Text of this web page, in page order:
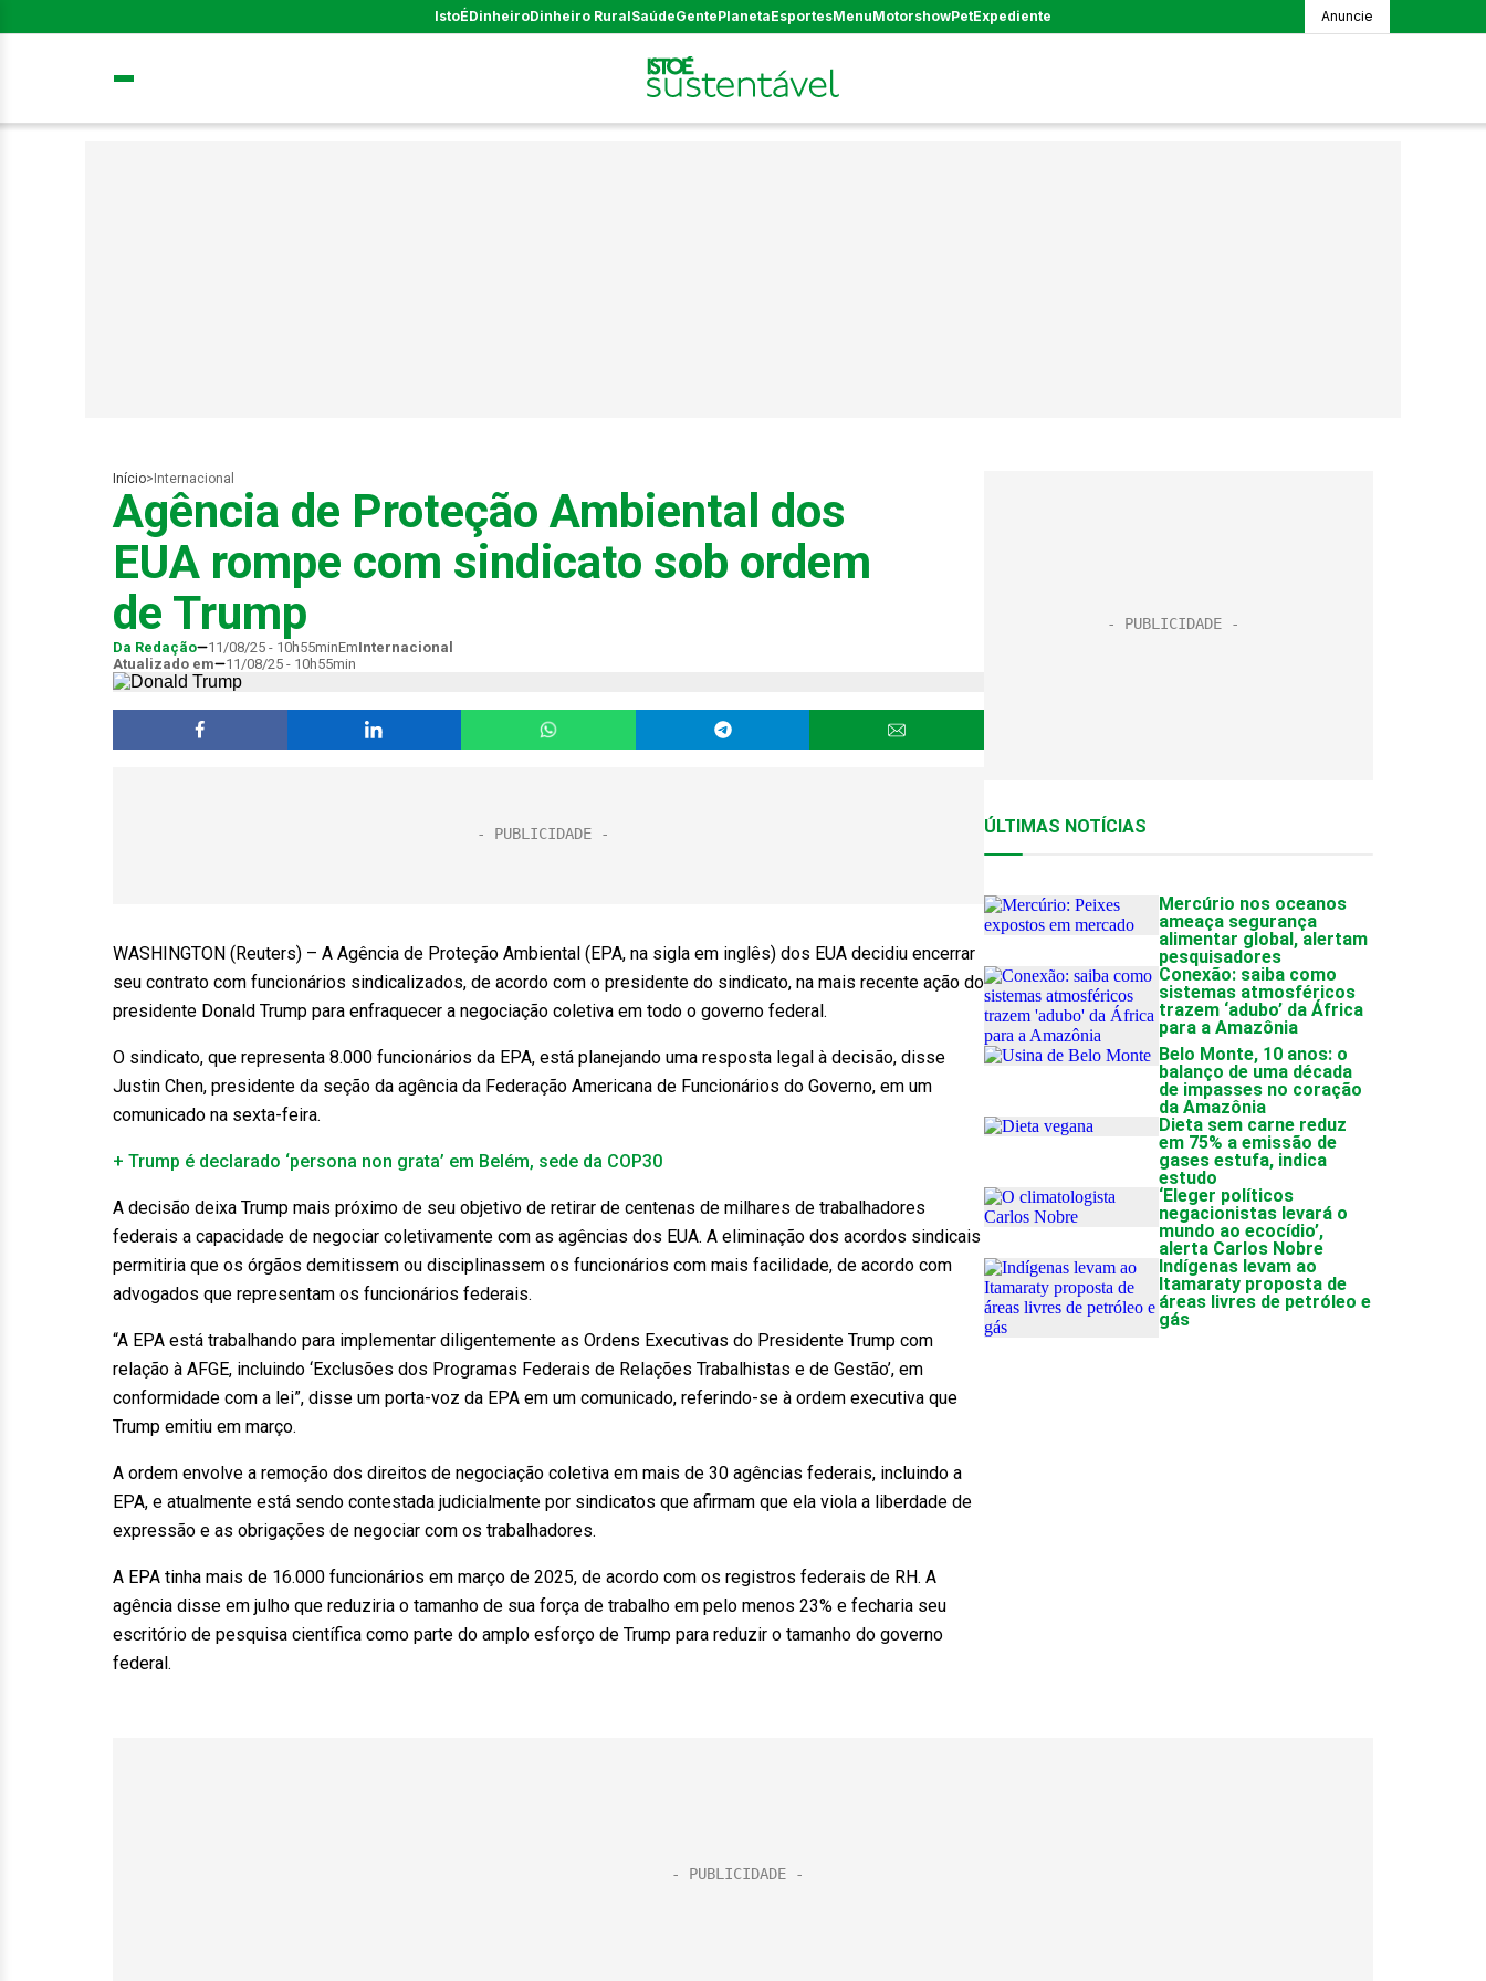
IstoÉDinheiroDinheiro RuralSaúdeGentePlanetaEsportesMenuMotorshowPetExpediente Anuncie
Início> Internacional
Agência de Proteção Ambiental dos
EUA rompe com sindicato sob ordem
de Trump
Da Redação 11/08/25 - 10h55minEmInternacional
Atualizado em
11/08/25 - 10h55min
WASHINGTON (Reuters) – A Agência de Proteção Ambiental (EPA, na sigla em inglês) dos EUA decidiu encerrar
seu contrato com funcionários sindicalizados, de acordo com o presidente do sindicato, na mais recente ação do
presidente Donald Trump para enfraquecer a negociação coletiva em todo o governo federal.
O sindicato, que representa 8.000 funcionários da EPA, está planejando uma resposta legal à decisão, disse
Justin Chen, presidente da seção da agência da Federação Americana de Funcionários do Governo, em um
comunicado na sexta-feira.
+ Trump é declarado ‘persona non grata’ em Belém, sede da COP30
A decisão deixa Trump mais próximo de seu objetivo de retirar de centenas de milhares de trabalhadores
federais a capacidade de negociar coletivamente com as agências dos EUA. A eliminação dos acordos sindicais
permitiria que os órgãos demitissem ou disciplinassem os funcionários com mais facilidade, de acordo com
advogados que representam os funcionários federais.
“A EPA está trabalhando para implementar diligentemente as Ordens Executivas do Presidente Trump com
relação à AFGE, incluindo ‘Exclusões dos Programas Federais de Relações Trabalhistas e de Gestão’, em
conformidade com a lei”, disse um porta-voz da EPA em um comunicado, referindo-se à ordem executiva que
Trump emitiu em março.
A ordem envolve a remoção dos direitos de negociação coletiva em mais de 30 agências federais, incluindo a
EPA, e atualmente está sendo contestada judicialmente por sindicatos que afirmam que ela viola a liberdade de
expressão e as obrigações de negociar com os trabalhadores.
A EPA tinha mais de 16.000 funcionários em março de 2025, de acordo com os registros federais de RH. A
agência disse em julho que reduziria o tamanho de sua força de trabalho em pelo menos 23% e fecharia seu
escritório de pesquisa científica como parte do amplo esforço de Trump para reduzir o tamanho do governo
federal.